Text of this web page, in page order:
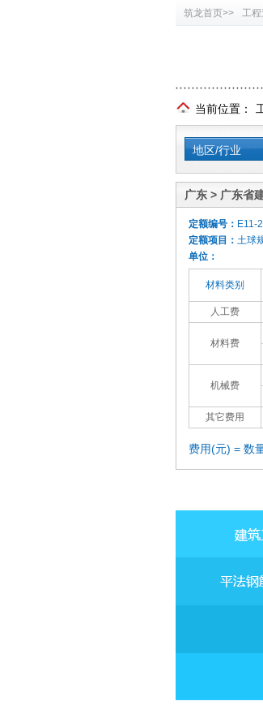
筑龙首页>> 工程
当前位置：
地区/行业
广东 > 广东省
定额编号： E11-
定额项目： 土球
单位：
材料类别
人工费
材料费
机械费
其它费用
费用(元) = 数